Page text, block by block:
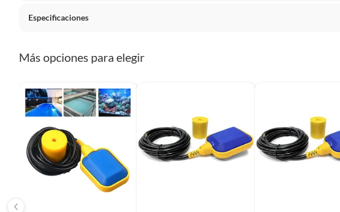
De uso personal.
Especificaciones
Más opciones para elegir